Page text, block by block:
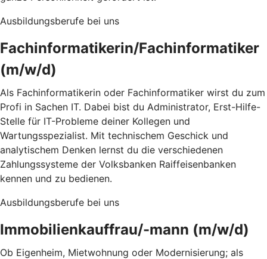
Ausbildungsberufe bei uns
Fachinformatikerin/Fachinformatiker
(m/w/d)
Als Fachinformatikerin oder Fachinformatiker wirst du zum
Profi in Sachen IT. Dabei bist du Administrator, Erst-Hilfe-
Stelle für IT-Probleme deiner Kollegen und
Wartungsspezialist. Mit technischem Geschick und
analytischem Denken lernst du die verschiedenen
Zahlungssysteme der Volksbanken Raiffeisenbanken
kennen und zu bedienen.
Ausbildungsberufe bei uns
Immobilienkauffrau/-mann (m/w/d)
Ob Eigenheim, Mietwohnung oder Modernisierung; als